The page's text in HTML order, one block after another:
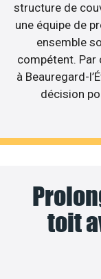
structure de
une équipe de
ensemble
compétent. Par
à Beauregard-
décision
toit